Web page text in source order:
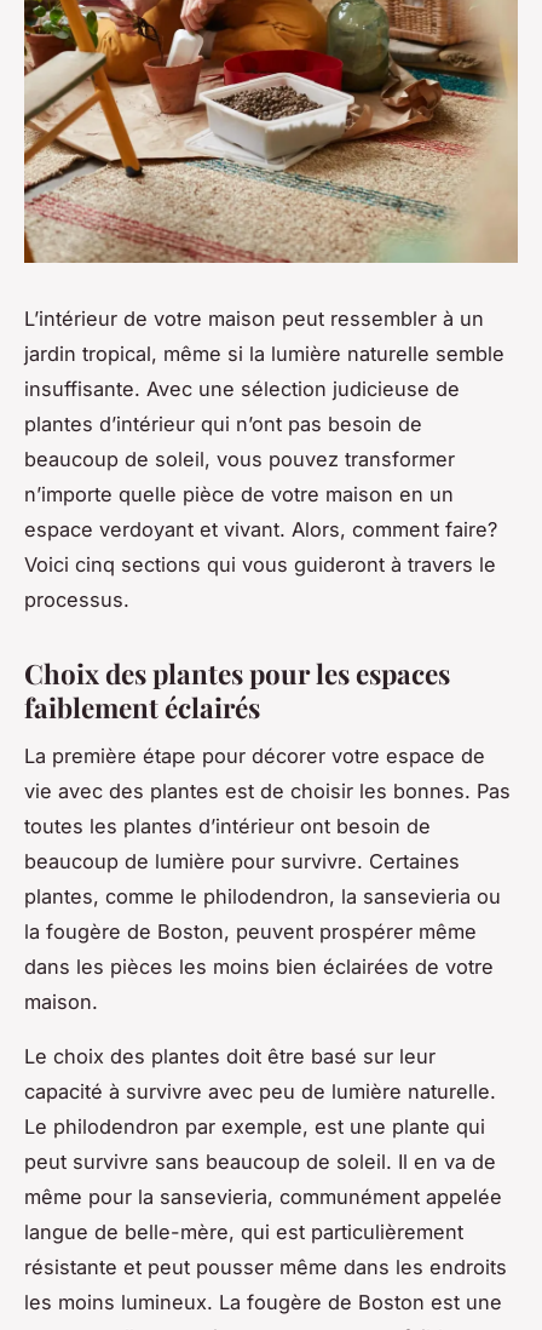
L’intérieur de votre maison peut ressembler à un
jardin tropical, même si la lumière naturelle semble
insuffisante. Avec une sélection judicieuse de
plantes d’intérieur qui n’ont pas besoin de
beaucoup de soleil, vous pouvez transformer
n’importe quelle pièce de votre maison en un
espace verdoyant et vivant. Alors, comment faire?
Voici cinq sections qui vous guideront à travers le
processus.
Choix des plantes pour les espaces
faiblement éclairés
La première étape pour décorer votre espace de
vie avec des plantes est de choisir les bonnes. Pas
toutes les plantes d’intérieur ont besoin de
beaucoup de lumière pour survivre. Certaines
plantes, comme le philodendron, la sansevieria ou
la fougère de Boston, peuvent prospérer même
dans les pièces les moins bien éclairées de votre
maison.
Le choix des plantes doit être basé sur leur
capacité à survivre avec peu de lumière naturelle.
Le philodendron par exemple, est une plante qui
peut survivre sans beaucoup de soleil. Il en va de
même pour la sansevieria, communément appelée
langue de belle-mère, qui est particulièrement
résistante et peut pousser même dans les endroits
les moins lumineux. La fougère de Boston est une